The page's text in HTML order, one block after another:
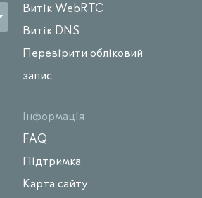
Витік WebRTC
Витік DNS
Перевірити обліковий
запис
Інформація
FAQ
Підтримка
Карта сайту